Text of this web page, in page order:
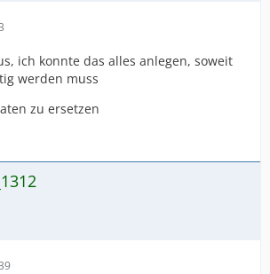
ich konnte das alles anlegen, soweit
werden muss
zu ersetzen